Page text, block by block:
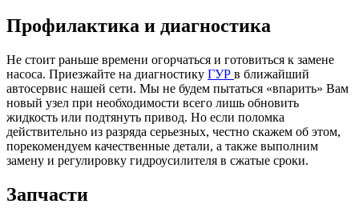
Профилактика и диагностика
Не стоит раньше времени огорчаться и готовиться к замене
насоса. Приезжайте на диагностику ГУР в ближайший
автосервис нашей сети. Мы не будем пытаться «впарить» Вам
новый узел при необходимости всего лишь обновить
жидкость или подтянуть привод. Но если поломка
действительно из разряда серьезных, честно скажем об этом,
порекомендуем качественные детали, а также выполним
замену и регулировку гидроусилителя в сжатые сроки.
Запчасти